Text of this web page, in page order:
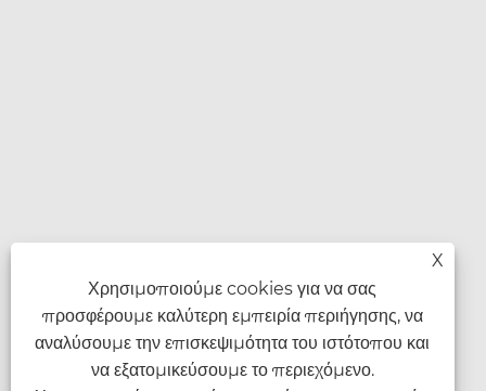
X
Χρησιμοποιούμε cookies για να σας
προσφέρουμε καλύτερη εμπειρία περιήγησης, να
αναλύσουμε την επισκεψιμότητα του ιστότοπου και
να εξατομικεύσουμε το περιεχόμενο.